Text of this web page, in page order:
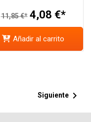
11,85 €* 4,08 €*
Añadir al carrito
Siguiente 